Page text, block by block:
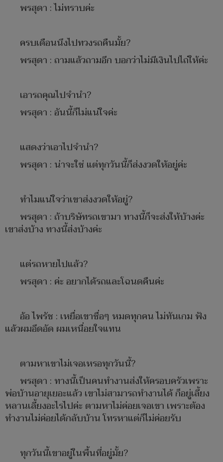
พรสุดา : ไม่ทราบค่ะ
ครบเดือนนึงไปทวงรถคืนมั้ย?
พรสุดา : ถามแล้วถามอีก บอกว่าไม่มีเงินไปไถ่ให้ค่ะ
เอารถคุณไปจำนำ?
พรสุดา : อันนี้ก็ไม่แน่ใจค่ะ
แสดงว่าเอาไปจำนำ?
พรสุดา : น่าจะใช่ แต่ทุกวันนี้ก็ส่งงวดให้อยู่ค่ะ
ทำไมแน่ใจว่าเขาส่งงวดให้อยู่?
พรสุดา : ถ้าบริษัทรถเขามา ทางนี้ก็จะส่งให้บ้างค่ะ
เขาส่งบ้าง ทางนี้ส่งบ้างค่ะ
แต่รถหายไปแล้ว?
พรสุดา : ค่ะ อยากได้รถและโฉนดคืนค่ะ
อ้อ ไพรัช : เหยื่อเขาซื่อๆ หมดทุกคน ไม่ทันเกม ฟัง
แล้วผมอึดอัด ผมเหนื่อยใจแทน
ตามหาเขาไม่เจอเหรอทุกวันนี้?
พรสุดา : ทางนี้เป็นคนทำงานส่งให้ครอบครัวเพราะ
พ่อบ้านอายุเยอะแล้ว เขาไม่สามารถทำงานได้ ก็อยู่เลี้ยง
หลานเลี้ยงอะไรไปค่ะ ตามหาไม่ค่อยเจอเขา เพราะต้อง
ทำงานไม่ค่อยได้กลับบ้าน โทรหาแต่ก็ไม่ค่อยรับ
ทุกวันนี้เขาอยู่ในพื้นที่อยู่มั้ย?